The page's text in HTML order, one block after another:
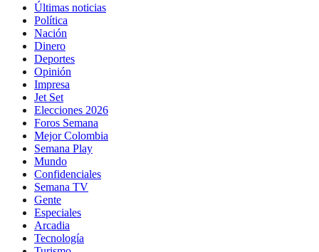
Últimas noticias
Política
Nación
Dinero
Deportes
Opinión
Impresa
Jet Set
Elecciones 2026
Foros Semana
Mejor Colombia
Semana Play
Mundo
Confidenciales
Semana TV
Gente
Especiales
Arcadia
Tecnología